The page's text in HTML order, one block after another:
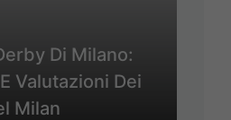
Di Milano:
Valutazioni Dei
Milan